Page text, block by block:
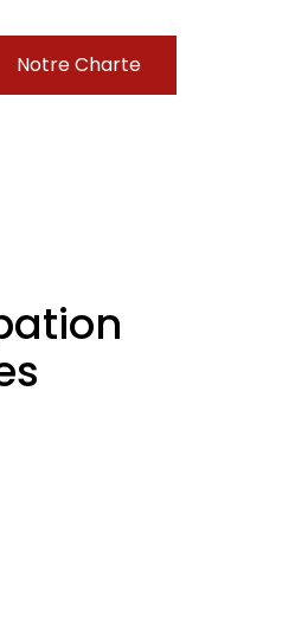
Notre Charte